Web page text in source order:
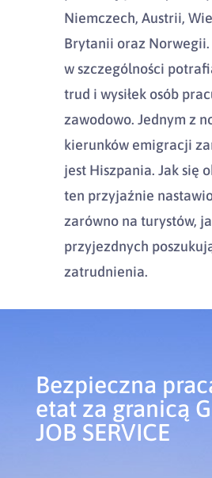
Niemczech, Austrii,
Brytanii oraz Norwegii.
w szczególności
trud i wysiłek osób
zawodowo. Jednym z
kierunków emigracji
jest Hiszpania. Jak się
ten przyjaźnie
zarówno na turystów,
przyjezdnych
zatrudnienia.
Bezpieczna
etat za granicą
JOB SERVICE